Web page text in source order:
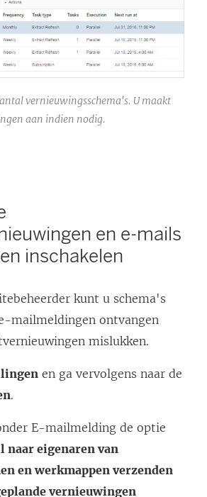
s
t
r
g
e
o
n
d
)
vernieuwingsschema's. U maakt
aan indien nodig.
en e-mails
inschakelen
kunt u schema's
mailmeldingen ontvangen
mislukken.
en ga vervolgens naar de
.
E-mailmelding de optie
naar eigenaren van
en werkmappen verzenden
vernieuwingen